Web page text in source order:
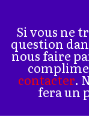
Si vous ne
question
nous faire
contacter.
fera un